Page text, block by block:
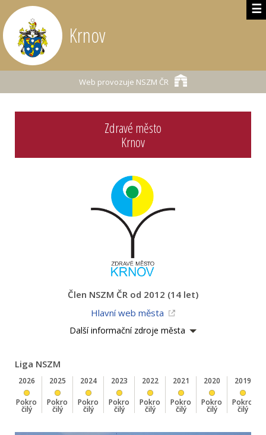
☰
Krnov
Web provozuje NSZM ČR
Zdravé město
Krnov
Člen NSZM ČR od 2012 (14 let)
Hlavní web města
Další informační zdroje města
Liga NSZM
2026
Pokro
čilý
2025
Pokro
čilý
2024
Pokro
čilý
2023
Pokro
čilý
2022
Pokro
čilý
2021
Pokro
čilý
2020
Pokro
čilý
2019
Pokro
čilý